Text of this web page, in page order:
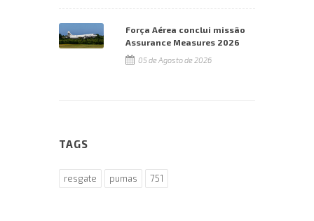
Força Aérea conclui missão
Assurance Measures 2026
05 de Agosto de 2026
TAGS
resgate pumas 751